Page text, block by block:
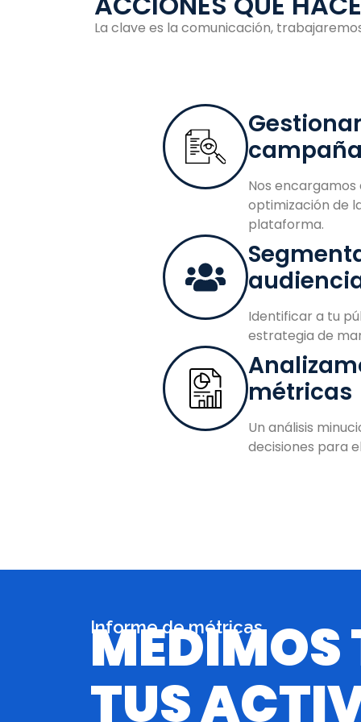
La clave es la comunicación,
Nos encargamos
optimización de
plataforma.
Identificar a tu
estrategia de
métricas
Un análisis
decisiones para
Informe de métricas
MEDIMOS
TUS